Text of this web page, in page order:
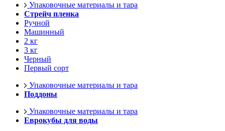
Упаковочные материалы и тара
Стрейч пленка
Ручной
Машинный
2 кг
3 кг
Черный
Первый сорт
Упаковочные материалы и тара
Поддоны
Упаковочные материалы и тара
Еврокубы для воды